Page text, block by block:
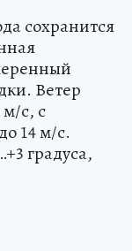
сохранится
Ветер
с, с
14 м/с.
градуса,